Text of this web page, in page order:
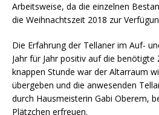
Arbeitsweise, da die einzelnen
die Weihnachtszeit 2018 zur
Die Erfahrung der Tellaner im Auf-
Jahr für Jahr positiv auf die benötigte
knappen Stunde war der Altarraum
übergeben und die anwesenden
durch Hausmeisterin Gabi Oberem,
Plätzchen erfreuen.